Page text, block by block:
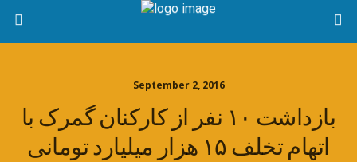
September 2, 2016
بازداشت ۱۰ نفر از کارکنان گمرک با
اتهام تخلف ۱۵ هزار میلیارد تومانی